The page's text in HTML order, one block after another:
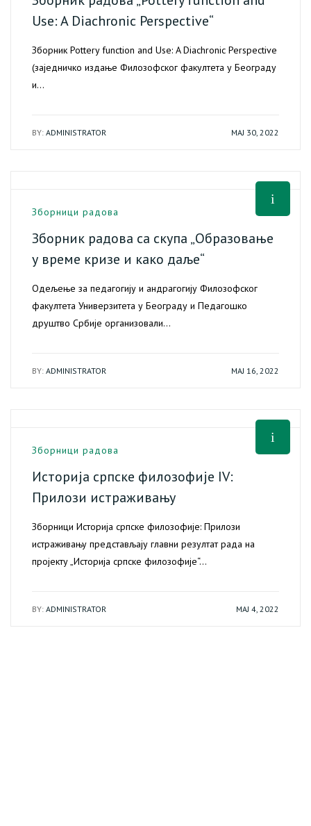
Use: A Diachronic Perspective“
Зборник Pottery function and Use: A Diachronic Perspective
(заједничко издање Филозофског факултета у Београду
и…
BY: ADMINISTRATOR МАЈ 30, 2022
Зборници радова
Зборник радова са скупа „Образовање
у време кризе и како даље“
Одељење за педагогију и андрагогију Филозофског
факултета Универзитета у Београду и Педагошко
друштво Србије организовали…
BY: ADMINISTRATOR МАЈ 16, 2022
Зборници радова
Историја српске филозофије IV:
Прилози истраживању
Зборници Историја српске филозофије: Прилози
истраживању представљају главни резултат рада на
пројекту „Историја српске филозофије“…
BY: ADMINISTRATOR МАЈ 4, 2022